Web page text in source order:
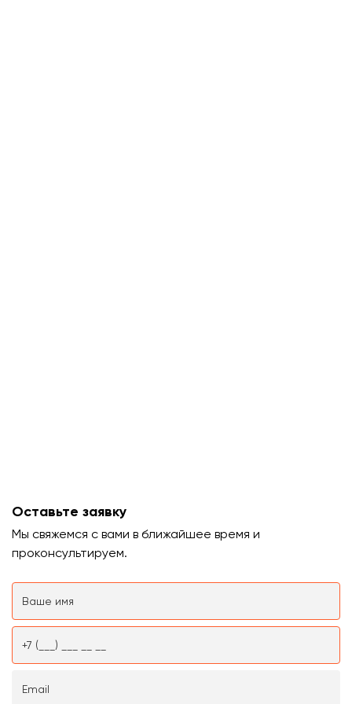
Оставьте заявку
Мы свяжемся с вами в ближайшее время и
проконсультируем.